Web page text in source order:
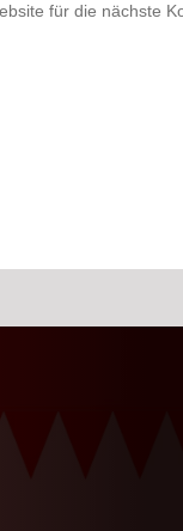
für die nächste